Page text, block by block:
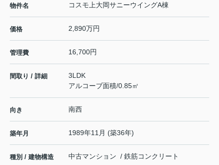
物件名 コスモ上大岡サニーウイングA棟
価格 2,890万円
管理費 16,700円
間取り / 詳細
3LDK
アルコーブ面積/0.85㎡
向き 南西
築年月 1989年11月 (築36年)
種別 / 建物構造 中古マンション / 鉄筋コンクリート